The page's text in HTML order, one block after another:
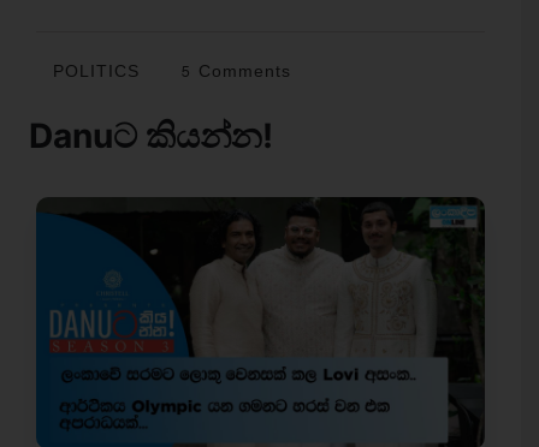
POLITICS 5 Comments